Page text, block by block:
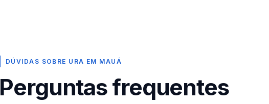
DÚVIDAS SOBRE URA EM MAUÁ
Perguntas frequentes